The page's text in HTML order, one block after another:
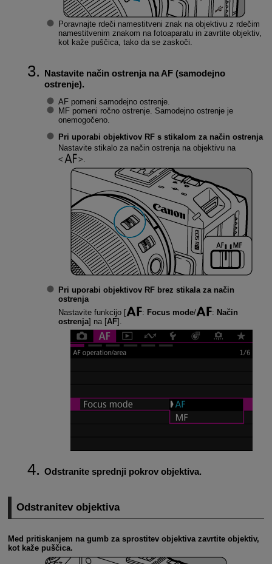
Poravnajte rdeči namestitveni znak na objektivu z rdečim
namestitvenim znakom na fotoaparatu in zavrtite objektiv,
kot kaže puščica, tako da se zaskoči.
Nastavite način ostrenja na AF (samodejno
ostrenje).
AF pomeni samodejno ostrenje.
MF pomeni ročno ostrenje. Samodejno ostrenje je
onemogočeno.
Pri uporabi objektivov RF s stikalom za način ostrenja
Nastavite stikalo za način ostrenja na objektivu na
Pri uporabi objektivov RF brez stikala za način
ostrenja
Nastavite funkcijo [
: Focus mode/ : Način
ostrenja] na [AF].
Odstranite sprednji pokrov objektiva.
Odstranitev objektiva
Med pritiskanjem na gumb za sprostitev objektiva zavrtite objektiv,
kot kaže puščica.